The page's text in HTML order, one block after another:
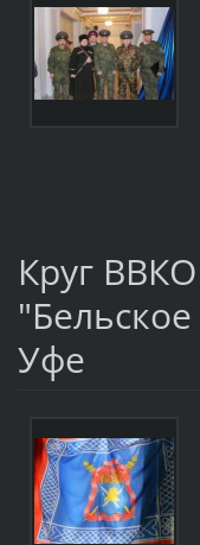
Круг
"Бельское
Уфе